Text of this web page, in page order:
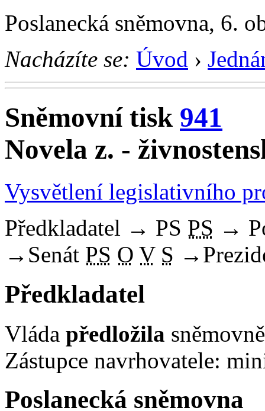
Poslanecká sněmovna, 6.
Nacházíte se: Úvod ›
Sněmovní tisk 941
Novela z. -
Vysvětlení legislativního
Předkladatel → PS PS →
→ Senát PS O V S →
Předkladatel
Vláda předložila
Zástupce navrhovatele:
Poslanecká sněmovna